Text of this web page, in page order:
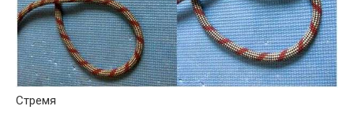
Стремя